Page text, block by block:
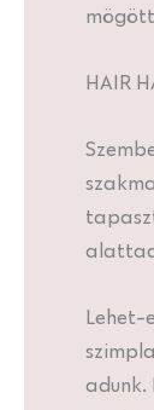
HAIR
Lehet-
adunk.